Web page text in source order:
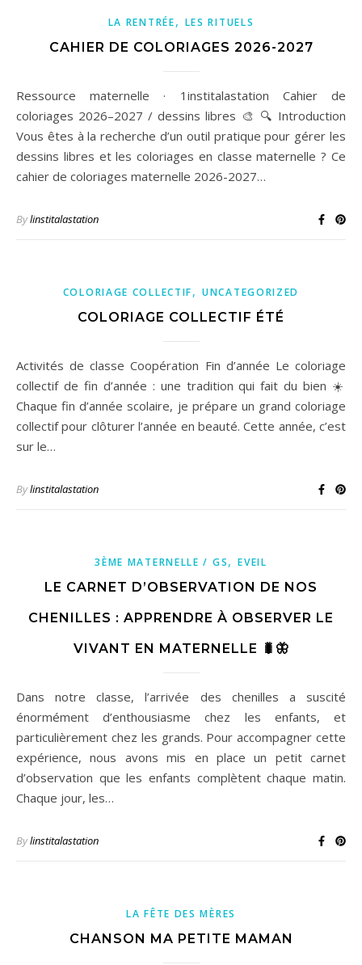
LA RENTRÉE, LES RITUELS
CAHIER DE COLORIAGES 2026-2027
Ressource maternelle · 1institalastation Cahier de
coloriages 2026–2027 / dessins libres 🎨 🔍 Introduction
Vous êtes à la recherche d’un outil pratique pour gérer les
dessins libres et les coloriages en classe maternelle ? Ce
cahier de coloriages maternelle 2026-2027…
Bylinstitalastation
COLORIAGE COLLECTIF,UNCATEGORIZED
COLORIAGE COLLECTIF ÉTÉ
Activités de classe Coopération Fin d’année Le coloriage
collectif de fin d’année : une tradition qui fait du bien ☀️
Chaque fin d’année scolaire, je prépare un grand coloriage
collectif pour clôturer l’année en beauté. Cette année, c’est
sur le…
Bylinstitalastation
3ÈME MATERNELLE / GS,EVEIL
LE CARNET D’OBSERVATION DE NOS
CHENILLES : APPRENDRE À OBSERVER LE
VIVANT EN MATERNELLE 🐛🦋
Dans notre classe, l’arrivée des chenilles a suscité
énormément d’enthousiasme chez les enfants, et
particulièrement chez les grands. Pour accompagner cette
expérience, nous avons mis en place un petit carnet
d’observation que les enfants complètent chaque matin.
Chaque jour, les…
Bylinstitalastation
LA FÊTE DES MÈRES
CHANSON MA PETITE MAMAN